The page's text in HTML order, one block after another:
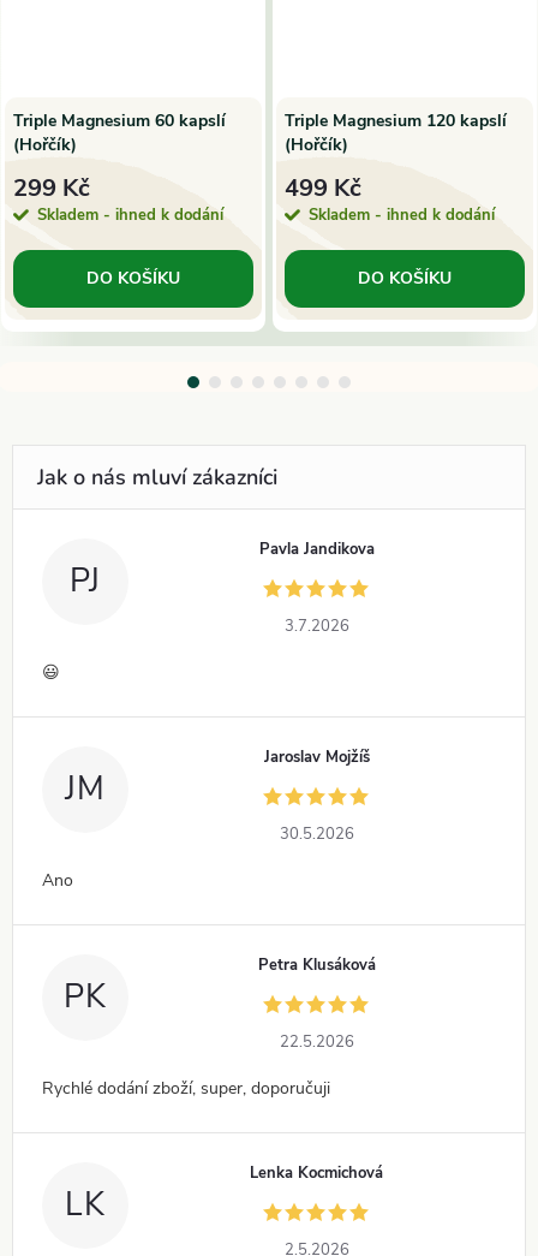
Triple Magnesium 60 kapslí
(Hořčík)
299 Kč
Skladem - ihned k dodání
DO KOŠÍKU
Triple Magnesium 120 kapslí
(Hořčík)
499 Kč
Skladem - ihned k dodání
DO KOŠÍKU
PJ
Pavla Jandikova
3.7.2026
😃
JM
Jaroslav Mojžíš
30.5.2026
Ano
PK
Petra Klusáková
22.5.2026
Rychlé dodání zboží, super, doporučuji
LK
Lenka Kocmichová
2.5.2026